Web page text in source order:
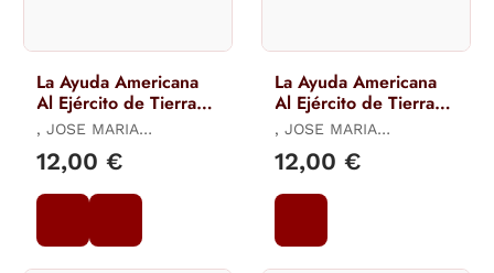
La Ayuda Americana
Al Ejército de Tierra
Español - 1954-1963
(V Parte)
, JOSE MARIA
LUCAS MOLINA FRANCO
12,00 €
La Ayuda Americana
Al Ejército de Tierra
Español. (Iii Parte)
, JOSE MARIA
LUCAS MOLINA FRANCO
12,00 €